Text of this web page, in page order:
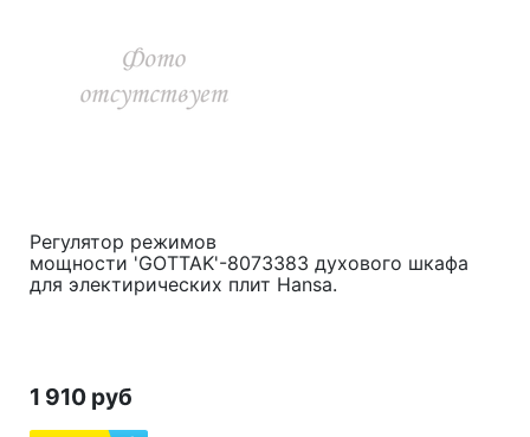
Регулятор режимов
мощности 'GOTTAK'-8073383 духового шкафа
для электирических плит Hansa.
1 910 руб